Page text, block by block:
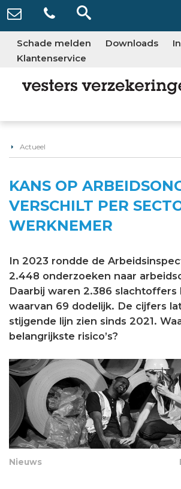
Schade melden Downloads
Klantenservice
Actueel
KANS OP
VERSCHILT PER
WERKNEMER
In 2023 rondde de
2.448 onderzoeken naar
Daarbij waren 2.386 slachtoffers
waarvan 69 dodelijk. De cijfers
stijgende lijn zien sinds 2021.
belangrijkste risico’s?
Nieuws